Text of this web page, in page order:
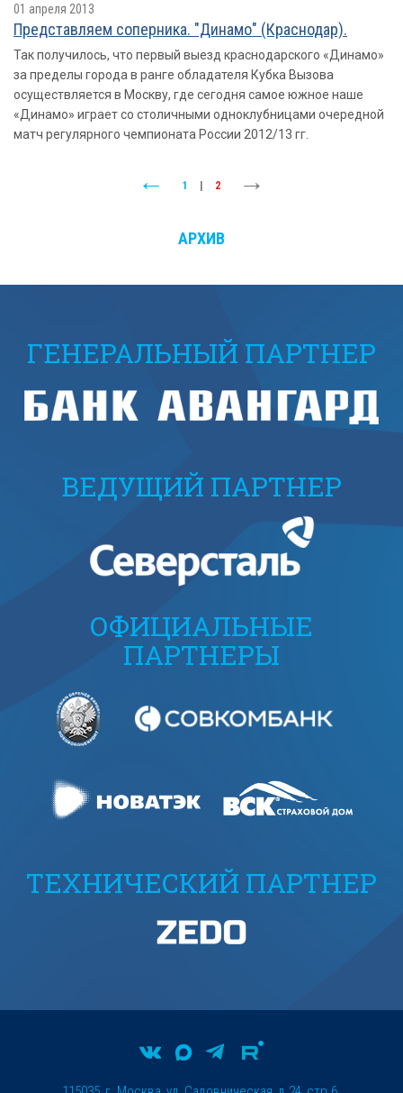
01 апреля 2013
Представляем соперника. "Динамо" (Краснодар).
Так получилось, что первый выезд краснодарского «Динамо»
за пределы города в ранге обладателя Кубка Вызова
осуществляется в Москву, где сегодня самое южное наше
«Динамо» играет со столичными одноклубницами очередной
матч регулярного чемпионата России 2012/13 гг.
1 2
АРХИВ
ГЕНЕРАЛЬНЫЙ ПАРТНЕР
ВЕДУЩИЙ ПАРТНЕР
ОФИЦИАЛЬНЫЕ
ПАРТНЕРЫ
ТЕХНИЧЕСКИЙ ПАРТНЕР